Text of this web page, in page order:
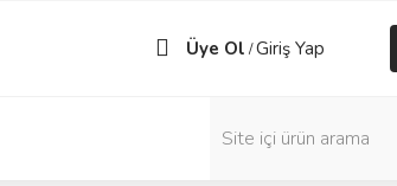
Üye Ol /Giriş Yap